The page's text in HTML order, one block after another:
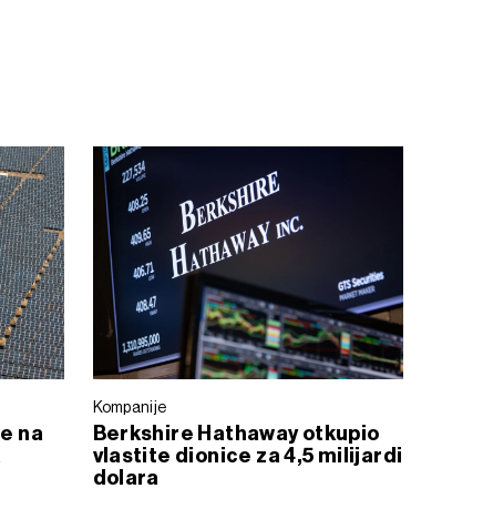
na
Kompanije
Berkshire Hathaway otkupio
vlastite dionice za 4,5 milijardi
dolara